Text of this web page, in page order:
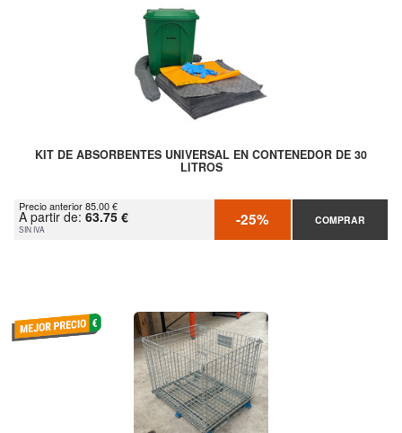
KIT DE ABSORBENTES UNIVERSAL EN CONTENEDOR DE 30
LITROS
Precio anterior 85.00 €
A partir de: 63.75 €
SIN IVA -25% COMPRAR